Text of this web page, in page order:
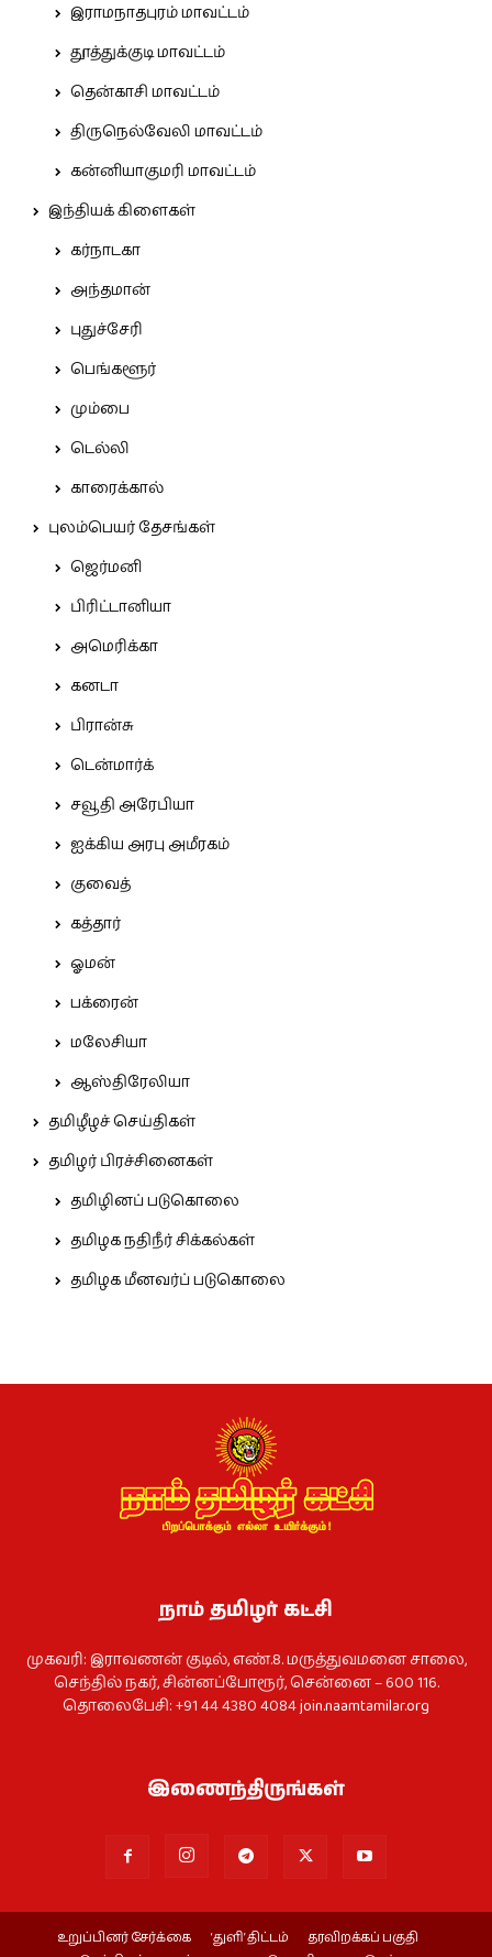
இராமநாதபுரம் மாவட்டம்
தூத்துக்குடி மாவட்டம்
தென்காசி மாவட்டம்
திருநெல்வேலி மாவட்டம்
கன்னியாகுமரி மாவட்டம்
இந்தியக் கிளைகள்
கர்நாடகா
அந்தமான்
புதுச்சேரி
பெங்களூர்
மும்பை
டெல்லி
காரைக்கால்
புலம்பெயர் தேசங்கள்
ஜெர்மனி
பிரிட்டானியா
அமெரிக்கா
கனடா
பிரான்சு
டென்மார்க்
சவூதி அரேபியா
ஐக்கிய அரபு அமீரகம்
குவைத்
கத்தார்
ஓமன்
பக்ரைன்
மலேசியா
ஆஸ்திரேலியா
தமிழீழச் செய்திகள்
தமிழர் பிரச்சினைகள்
தமிழினப் படுகொலை
தமிழக நதிநீர் சிக்கல்கள்
தமிழக மீனவர்ப் படுகொலை
நாம் தமிழர் கட்சி
முகவரி: இராவணன் குடில், எண்.8. மருத்துவமனை சாலை,
செந்தில் நகர், சின்னப்போரூர், சென்னை – 600 116.
தொலைபேசி: +91 44 4380 4084join.naamtamilar.org
இணைந்திருங்கள்
உறுப்பினர் சேர்க்கை ‘துளி’ திட்டம்
தரவிறக்கப் பகுதி